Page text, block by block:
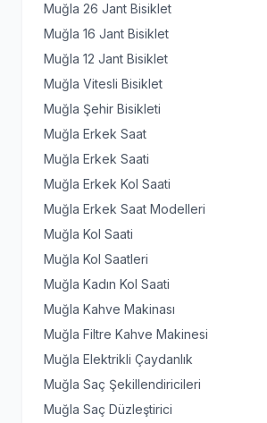
Muğla 26 Jant Bisiklet
Muğla 16 Jant Bisiklet
Muğla 12 Jant Bisiklet
Muğla Vitesli Bisiklet
Muğla Şehir Bisikleti
Muğla Erkek Saat
Muğla Erkek Saati
Muğla Erkek Kol Saati
Muğla Erkek Saat Modelleri
Muğla Kol Saati
Muğla Kol Saatleri
Muğla Kadın Kol Saati
Muğla Kahve Makinası
Muğla Filtre Kahve Makinesi
Muğla Elektrikli Çaydanlık
Muğla Saç Şekillendiricileri
Muğla Saç Düzleştirici